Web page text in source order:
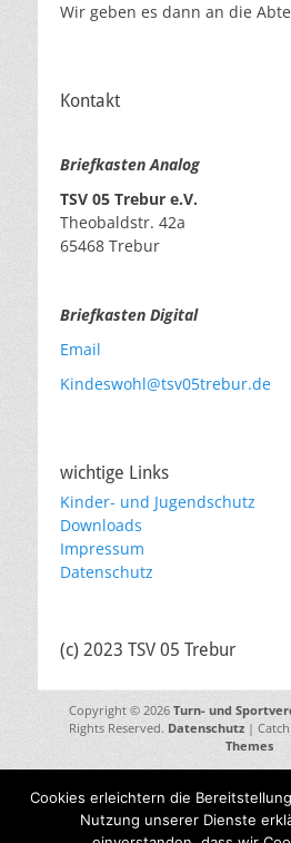
Wir geben es dann an die
Kontakt
Briefkasten Analog
TSV 05 Trebur e.V.
Theobaldstr. 42a
65468 Trebur
Briefkasten Digital
Email
Kindeswohl@tsv05trebur.de
wichtige Links
Kinder- und Jugendschutz
Downloads
Impressum
Datenschutz
(c) 2023 TSV 05 Trebur
Copyright © 2026 Turn- und
Rights Reserved. Datenschutz |
Themes
Cookies erleichtern die
Nutzung unserer Dienste